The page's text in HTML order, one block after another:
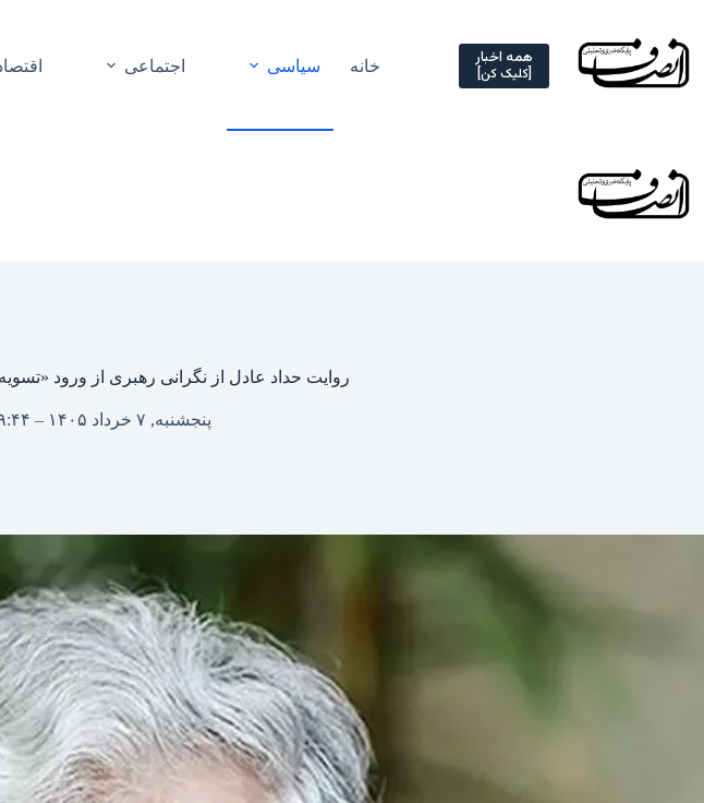
content
همه اخبار
[کلیک کن] خانه سیاسی اجتماعی
روایت حداد عادل از نگرانی رهبری از ورود
پنجشنبه, ۷ خرداد ۱۴۰۵ – ۱۹:۴۴